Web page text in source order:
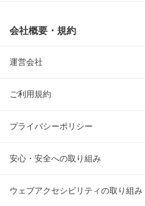
会社概要・規約
運営会社
ご利用規約
プライバシーポリシー
安心・安全への取り組み
ウェブアクセシビリティの取り組み